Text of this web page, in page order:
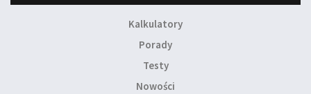
Kalkulatory
Porady
Testy
Nowości